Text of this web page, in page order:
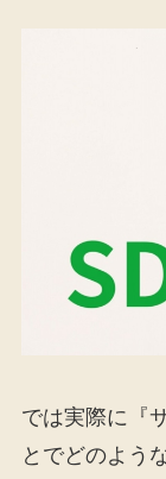
では実際に『
とでどのよう